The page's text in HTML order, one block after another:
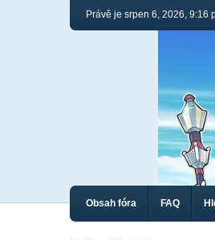
Právě je srpen 6, 2026, 9:16
Obsah fóra FAQ